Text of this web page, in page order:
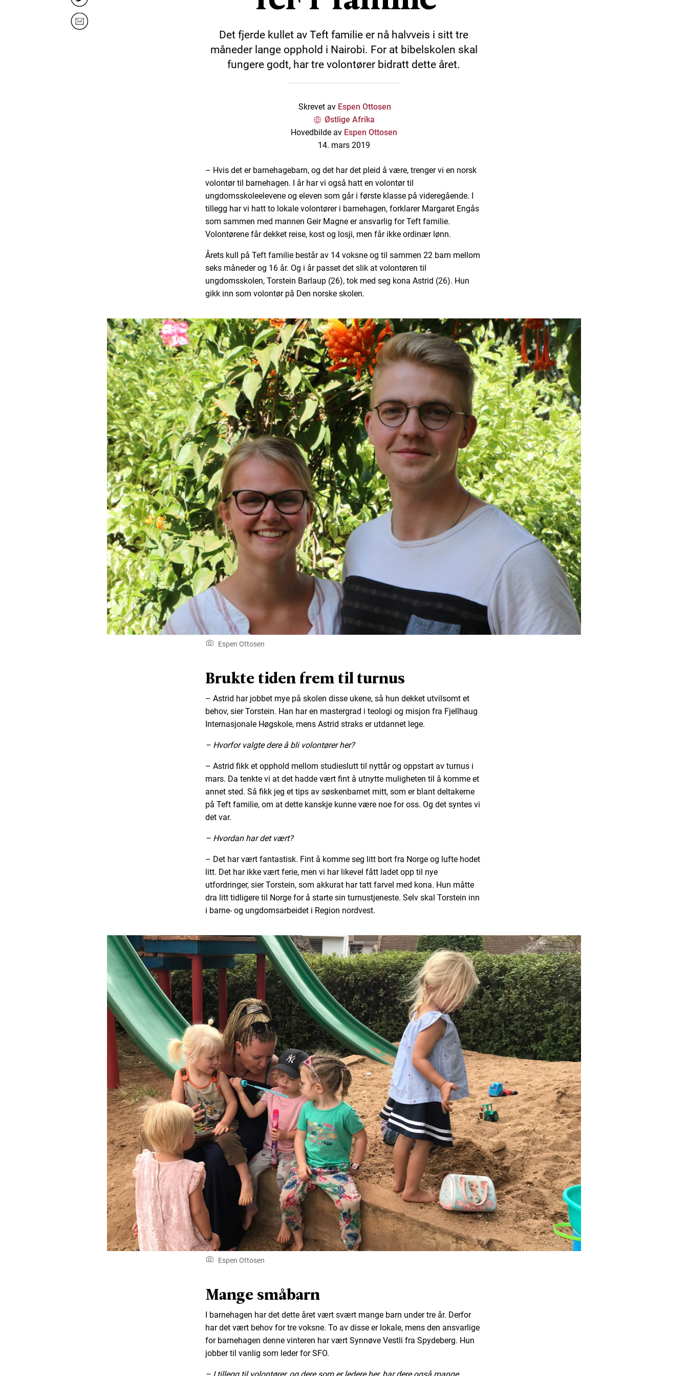
Det fjerde kullet av Teft familie er nå halvveis i sitt tre
måneder lange opphold i Nairobi. For at bibelskolen skal
fungere godt, har tre volontører bidratt dette året.
Skrevet av Espen Ottosen
Østlige Afrika
Hovedbilde av Espen Ottosen
14. mars 2019
– Hvis det er barnehagebarn, og det har det pleid å være, trenger vi en norsk
volontør til barnehagen. I år har vi også hatt en volontør til
ungdomsskoleelevene og eleven som går i første klasse på videregående. I
tillegg har vi hatt to lokale volontører i barnehagen, forklarer Margaret Engås
som sammen med mannen Geir Magne er ansvarlig for Teft familie.
Volontørene får dekket reise, kost og losji, men får ikke ordinær lønn.
Årets kull på Teft familie består av 14 voksne og til sammen 22 barn mellom
seks måneder og 16 år. Og i år passet det slik at volontøren til
ungdomsskolen, Torstein Barlaup (26), tok med seg kona Astrid (26). Hun
gikk inn som volontør på Den norske skolen.
Espen Ottosen
Brukte tiden frem til turnus
– Astrid har jobbet mye på skolen disse ukene, så hun dekket utvilsomt et
behov, sier Torstein. Han har en mastergrad i teologi og misjon fra Fjellhaug
Internasjonale Høgskole, mens Astrid straks er utdannet lege.
– Hvorfor valgte dere å bli volontører her?
– Astrid fikk et opphold mellom studieslutt til nyttår og oppstart av turnus i
mars. Da tenkte vi at det hadde vært fint å utnytte muligheten til å komme et
annet sted. Så fikk jeg et tips av søskenbarnet mitt, som er blant deltakerne
på Teft familie, om at dette kanskje kunne være noe for oss. Og det syntes vi
det var.
– Hvordan har det vært?
– Det har vært fantastisk. Fint å komme seg litt bort fra Norge og lufte hodet
litt. Det har ikke vært ferie, men vi har likevel fått ladet opp til nye
utfordringer, sier Torstein, som akkurat har tatt farvel med kona. Hun måtte
dra litt tidligere til Norge for å starte sin turnustjeneste. Selv skal Torstein inn
i barne- og ungdomsarbeidet i Region nordvest.
Espen Ottosen
Mange småbarn
I barnehagen har det dette året vært svært mange barn under tre år. Derfor
har det vært behov for tre voksne. To av disse er lokale, mens den ansvarlige
for barnehagen denne vinteren har vært Synnøve Vestli fra Spydeberg. Hun
jobber til vanlig som leder for SFO.